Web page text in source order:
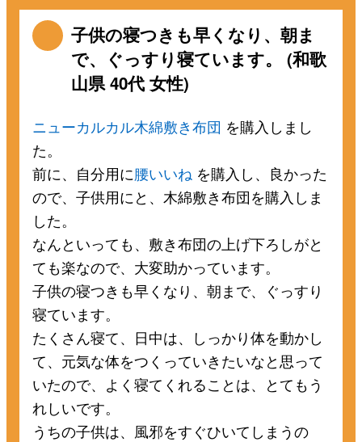
子供の寝つきも早くなり、朝ま
で、ぐっすり寝ています。 (和歌
山県 40代 女性)
ニューカルカル木綿敷き布団 を購入しまし
た。
前に、自分用に腰いいね を購入し、良かった
ので、子供用にと、木綿敷き布団を購入しま
した。
なんといっても、敷き布団の上げ下ろしがと
ても楽なので、大変助かっています。
子供の寝つきも早くなり、朝まで、ぐっすり
寝ています。
たくさん寝て、日中は、しっかり体を動かし
て、元気な体をつくっていきたいなと思って
いたので、よく寝てくれることは、とてもう
れしいです。
うちの子供は、風邪をすぐひいてしまうの